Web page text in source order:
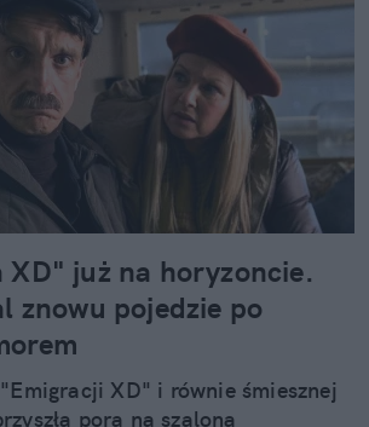
XD" już na horyzoncie.
znowu pojedzie po
XD" i równie śmiesznej
pora na szaloną